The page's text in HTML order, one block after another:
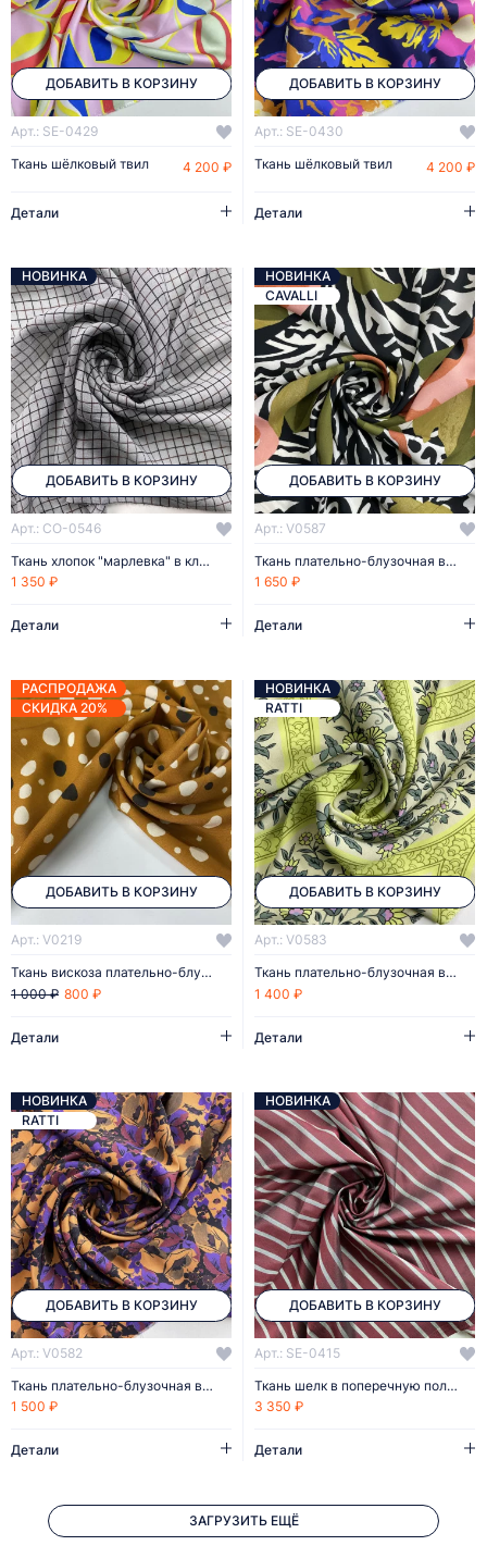
ДОБАВИТЬ В КОРЗИНУ
Арт.: SE-0429
Ткань шёлковый твил
4 200 ₽
Детали
ДОБАВИТЬ В КОРЗИНУ
Арт.: SE-0430
Ткань шёлковый твил
4 200 ₽
Детали
ДОБАВИТЬ В КОРЗИНУ
НОВИНКА
Арт.: CO-0546
Ткань хлопок "марлевка" в клетку
1 350 ₽
Детали
ДОБАВИТЬ В КОРЗИНУ
НОВИНКА
CAVALLI
Арт.: V0587
Ткань плательно-блузочная вискоза
1 650 ₽
Детали
ДОБАВИТЬ В КОРЗИНУ
РАСПРОДАЖА
СКИДКА 20%
Арт.: V0219
Ткань вискоза плательно-блузочная
800 ₽
1 000 ₽
Детали
ДОБАВИТЬ В КОРЗИНУ
НОВИНКА
RATTI
Арт.: V0583
Ткань плательно-блузочная вискоза
1 400 ₽
Детали
ДОБАВИТЬ В КОРЗИНУ
НОВИНКА
RATTI
Арт.: V0582
Ткань плательно-блузочная вискоза
1 500 ₽
Детали
ДОБАВИТЬ В КОРЗИНУ
НОВИНКА
Арт.: SE-0415
Ткань шелк в поперечную полоску
3 350 ₽
Детали
ЗАГРУЗИТЬ ЕЩЁ